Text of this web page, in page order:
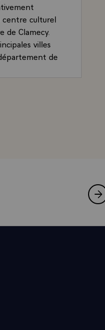
culturel
de Clamecy.
villes
de
des
très attaché.
ce qui
plus
cela est lié
a les
Mitterrand,